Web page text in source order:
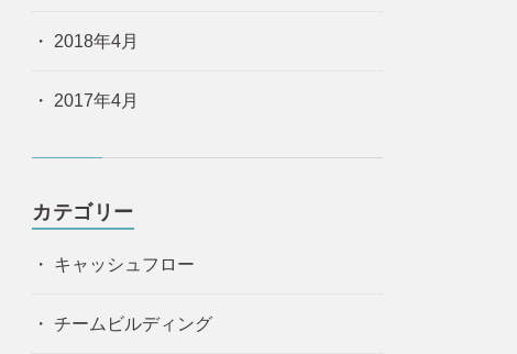
2018年4月
2017年4月
カテゴリー
キャッシュフロー
チームビルディング